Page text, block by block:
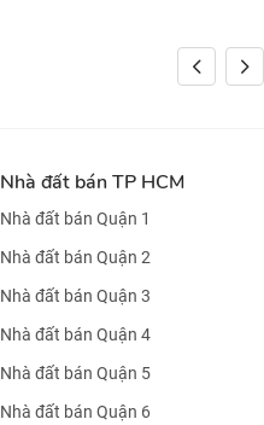
Nhà đất bán TP HCM
Nhà đất bán Quận 1
Nhà đất bán Quận 2
Nhà đất bán Quận 3
Nhà đất bán Quận 4
Nhà đất bán Quận 5
Nhà đất bán Quận 6